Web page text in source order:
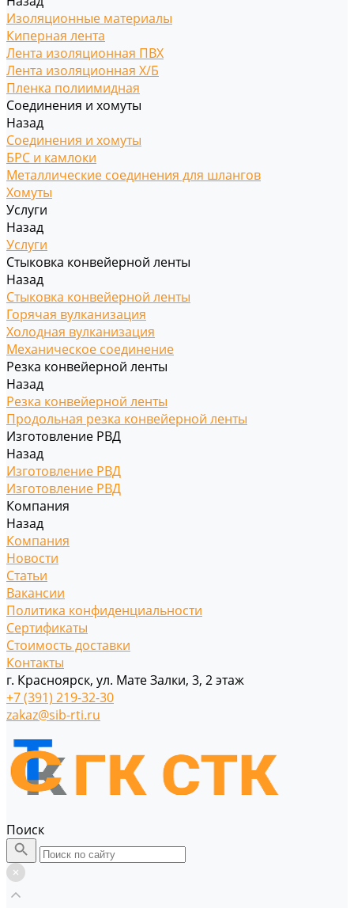
Изоляционные материалы
Киперная лента
Лента изоляционная ПВХ
Лента изоляционная Х/Б
Пленка полиимидная
Соединения и хомуты
Назад
Соединения и хомуты
БРС и камлоки
Металлические соединения для шлангов
Хомуты
Услуги
Назад
Услуги
Стыковка конвейерной ленты
Назад
Стыковка конвейерной ленты
Горячая вулканизация
Холодная вулканизация
Механическое соединение
Резка конвейерной ленты
Назад
Резка конвейерной ленты
Продольная резка конвейерной ленты
Изготовление РВД
Назад
Изготовление РВД
Изготовление РВД
Компания
Назад
Компания
Новости
Статьи
Вакансии
Политика конфиденциальности
Сертификаты
Стоимость доставки
Контакты
г. Красноярск, ул. Мате Залки, 3, 2 этаж
+7 (391) 219-32-30
zakaz@sib-rti.ru
Поиск